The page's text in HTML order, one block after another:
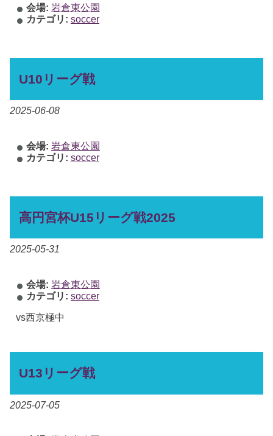
会場: 岩倉東公園
カテゴリ: soccer
U10リーグ戦
2025-06-08
会場: 岩倉東公園
カテゴリ: soccer
高円宮杯U15リーグ戦2025
2025-05-31
会場: 岩倉東公園
カテゴリ: soccer
vs西京極中
U13リーグ戦
2025-07-05